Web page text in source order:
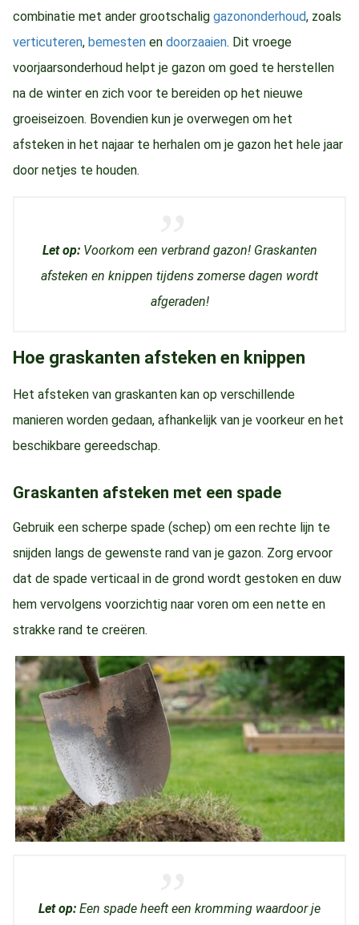
combinatie met ander grootschalig gazononderhoud, zoals
verticuteren, bemesten en doorzaaien. Dit vroege
voorjaarsonderhoud helpt je gazon om goed te herstellen
na de winter en zich voor te bereiden op het nieuwe
groeiseizoen. Bovendien kun je overwegen om het
afsteken in het najaar te herhalen om je gazon het hele jaar
door netjes te houden.
Let op:Voorkom een verbrand gazon! Graskanten
afsteken en knippen tijdens zomerse dagen wordt
afgeraden!
Hoe graskanten afsteken en knippen
Het afsteken van graskanten kan op verschillende
manieren worden gedaan, afhankelijk van je voorkeur en het
beschikbare gereedschap.
Graskanten afsteken met een spade
Gebruik een scherpe spade (schep) om een rechte lijn te
snijden langs de gewenste rand van je gazon. Zorg ervoor
dat de spade verticaal in de grond wordt gestoken en duw
hem vervolgens voorzichtig naar voren om een nette en
strakke rand te creëren.
Let op: Een spade heeft een kromming waardoor je